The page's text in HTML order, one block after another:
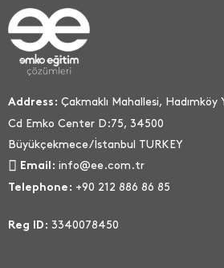
Address: Çakmaklı Mahallesi, Hadımköy
Cd Emko Center D:75, 34500
Büyükçekmece/İstanbul TURKEY
Email: info@ee.com.tr
Telephone: +90 212 886 86 85
Reg ID: 3340078450